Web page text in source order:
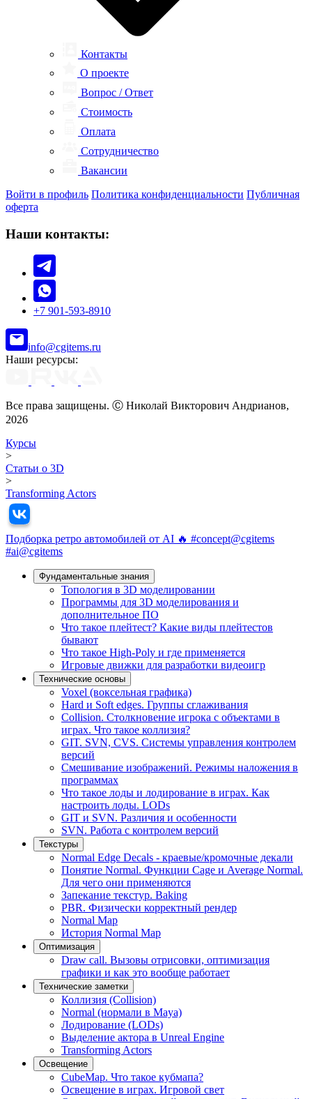
Контакты
О проекте
Вопрос / Ответ
Стоимость
Оплата
Сотрудничество
Вакансии
Войти в профиль Политика конфиденциальности Публичная
оферта
Наши контакты:
+7 901-593-8910
info@cgitems.ru
Наши ресурсы:
Все права защищены. Ⓒ Николай Викторович Андрианов,
2026
Курсы
>
Статьи о 3D
>
Transforming Actors
Подборка ретро автомобилей от AI 🔥 #concept@cgitems
#ai@cgitems
Фундамeнтальные знания
Топология в 3D моделировании
Программы для 3D моделирования и
дополнительное ПО
Что такое плейтест? Какие виды плейтестов
бывают
Что такое High-Poly и где применяется
Игровые движки для разработки видеоигр
Технические основы
Voxel (воксельная графика)
Hard и Soft edges. Группы сглаживания
Collision. Столкновение игрока с объектами в
играх. Что такое коллизия?
GIT. SVN, CVS. Системы управления контролем
версий
Смешивание изображений. Режимы наложения в
программах
Что такое лоды и лодирование в играх. Как
настроить лоды. LODs
GIT и SVN. Различия и особенности
SVN. Работа с контролем версий
Текстуры
Normal Edge Decals - краевые/кромочные декали
Понятие Normal. Функции Cage и Average Normal.
Для чего они применяются
Запекание текстур. Baking
PBR. Физически корректный рендер
Normal Map
История Normal Map
Оптимизация
Draw call. Вызовы отрисовки, оптимизация
графики и как это вообще работает
Технические заметки
Коллизия (Collision)
Normal (нормали в Maya)
Лодирование (LODs)
Выделение актора в Unreal Engine
Transforming Actors
Освещение
CubeMap. Что такое кубмапа?
Освещение в играх. Игровой свет